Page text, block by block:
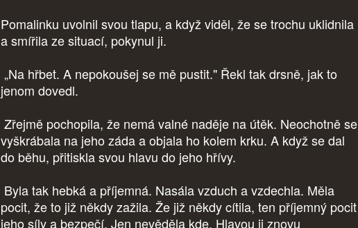
Pomalinku uvolnil svou tlapu, a když viděl, že se trochu uklidnila
a smířila ze situací, pokynul ji.
„Na hřbet. A nepokoušej se mě pustit." Řekl tak drsně, jak to
jenom dovedl.
Zřejmě pochopila, že nemá valné naděje na útěk. Neochotně se
vyškrábala na jeho záda a objala ho kolem krku. A když se dal
do běhu, přitiskla svou hlavu do jeho hřívy.
Byla tak hebká a příjemná. Nasála vzduch a vzdechla. Měla
pocit, že to již někdy zažila. Že již někdy cítila, ten příjemný pocit
jeho síly a bezpečí. Jen nevěděla kde. Hlavou ji znovu